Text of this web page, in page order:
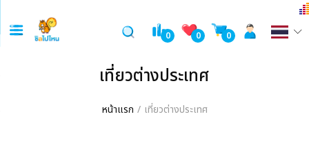
0 0 0
เที่ยวต่างประเทศ
หน้าแรก เที่ยวต่างประเทศ